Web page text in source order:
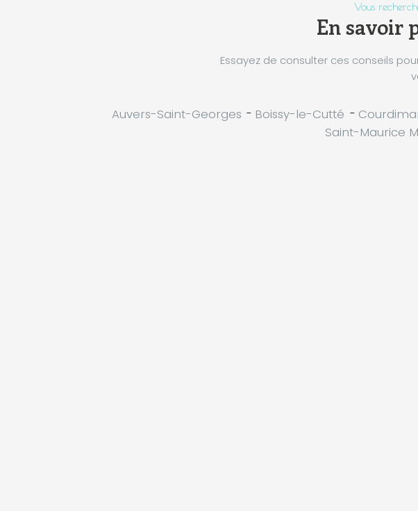
Vous
En savoir
Essayez de consulter ces conseils
Auvers-Saint-Georges - Boissy-le-Cutté -
Saint-Maurice